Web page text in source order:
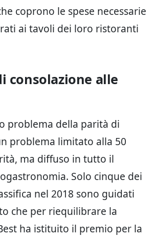
coprono le spese necessarie
ai tavoli dei loro ristoranti
consolazione alle
problema della parità di
problema limitato alla 50
ma diffuso in tutto il
Solo cinque dei
nel 2018 sono guidati
che per riequilibrare la
ha istituito il premio per la